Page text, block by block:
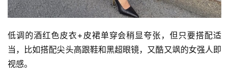
低调的酒红色皮衣+皮裙单穿会稍显夸张，但只要搭配适
当，比如搭配尖头高跟鞋和黑超眼镜，又酷又飒的女强人即
视感。